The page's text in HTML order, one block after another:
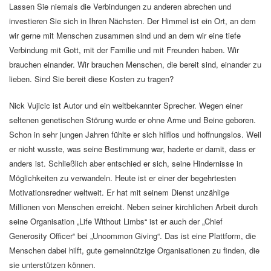
Lassen Sie niemals die Verbindungen zu anderen abrechen und
investieren Sie sich in Ihren Nächsten. Der Himmel ist ein Ort, an dem
wir gerne mit Menschen zusammen sind und an dem wir eine tiefe
Verbindung mit Gott, mit der Familie und mit Freunden haben. Wir
brauchen einander. Wir brauchen Menschen, die bereit sind, einander zu
lieben. Sind Sie bereit diese Kosten zu tragen?
Nick Vujicic ist Autor und ein weltbekannter Sprecher. Wegen einer
seltenen genetischen Störung wurde er ohne Arme und Beine geboren.
Schon in sehr jungen Jahren fühlte er sich hilflos und hoffnungslos. Weil
er nicht wusste, was seine Bestimmung war, haderte er damit, dass er
anders ist. Schließlich aber entschied er sich, seine Hindernisse in
Möglichkeiten zu verwandeln. Heute ist er einer der begehrtesten
Motivationsredner weltweit. Er hat mit seinem Dienst unzählige
Millionen von Menschen erreicht. Neben seiner kirchlichen Arbeit durch
seine Organisation „Life Without Limbs“ ist er auch der „Chief
Generosity Officer“ bei „Uncommon Giving“. Das ist eine Plattform, die
Menschen dabei hilft, gute gemeinnützige Organisationen zu finden, die
sie unterstützen können.